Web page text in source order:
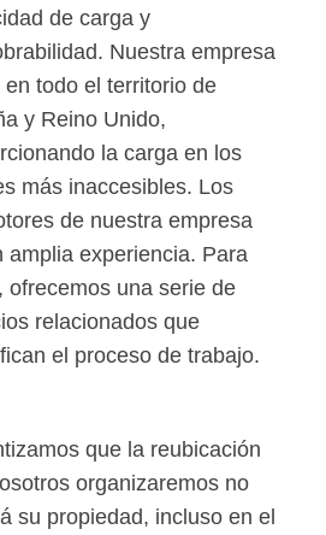
de carga y
Nuestra empresa
en todo el territorio de
y Reino Unido,
la carga en los
más inaccesibles. Los
de nuestra empresa
amplia experiencia. Para
ofrecemos una serie de
relacionados que
el proceso de trabajo.
que la reubicación
organizaremos no
su propiedad, incluso en el